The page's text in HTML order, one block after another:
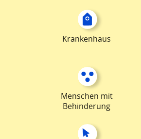
Krankenhaus
Menschen mit
Behinderung